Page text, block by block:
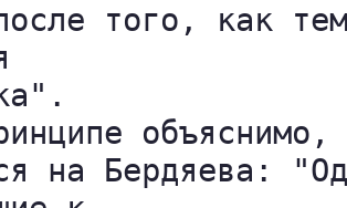
того, как
на Бердяева: